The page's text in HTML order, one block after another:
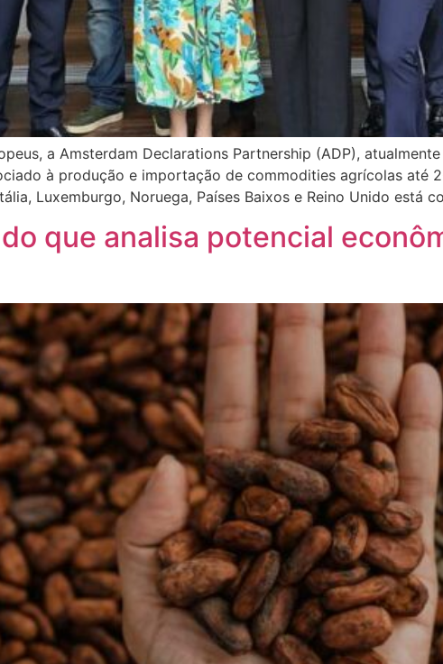
a Amsterdam Declarations Partnership (ADP),
à produção e importação de commodities agrícolas até
Luxemburgo, Noruega, Países Baixos e Reino Unido
que analisa potencial